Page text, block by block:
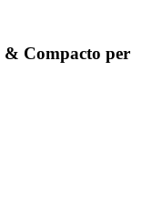
Compacto per